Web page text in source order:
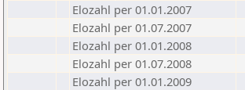
Elozahl per 01.01.2007
Elozahl per 01.07.2007
Elozahl per 01.01.2008
Elozahl per 01.07.2008
Elozahl per 01.01.2009